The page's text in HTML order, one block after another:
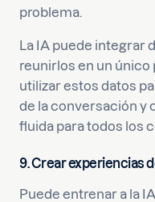
problema.
La IA puede integrar
reunirlos en un único
utilizar estos datos
de la conversación y
fluida para todos los
9. Crear experiencias
Puede entrenar a la